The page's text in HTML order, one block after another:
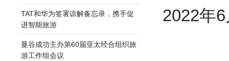
TAT和华为签署谅解备忘录，携手促
进智能旅游
曼谷成功主办第60届亚太经合组织旅
游工作组会议
2022年